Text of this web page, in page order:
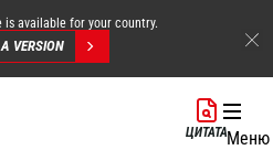
available for your country.
VERSION
ЦИТАТАМеню